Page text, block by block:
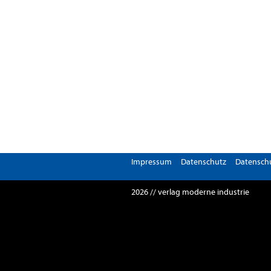
Impressum Datenschutz
2026 // verlag moderne industrie